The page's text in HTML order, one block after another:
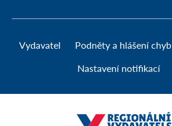
Vydavatel Podněty a hlášení chyb
Nastavení notifikací